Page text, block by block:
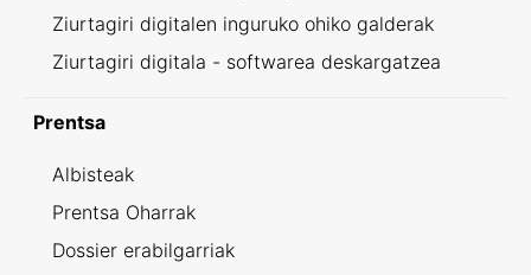
Ziurtagiri digitalen inguruko ohiko galderak
Ziurtagiri digitala - softwarea deskargatzea
Prentsa
Albisteak
Prentsa Oharrak
Dossier erabilgarriak